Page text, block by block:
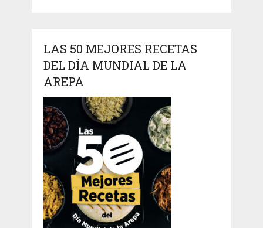
LAS 50 MEJORES RECETAS
DEL DÍA MUNDIAL DE LA
AREPA